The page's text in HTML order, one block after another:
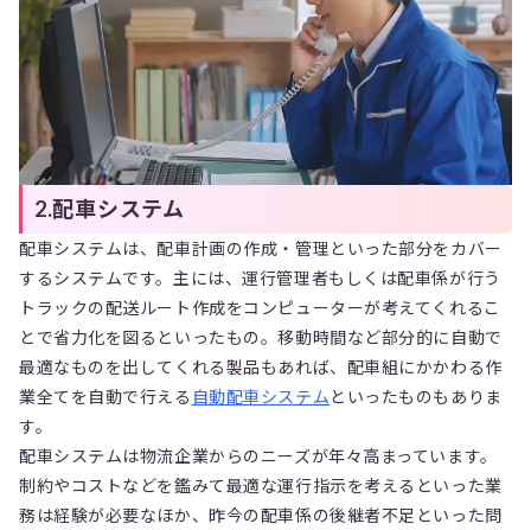
2.配車システム
配車システムは、配車計画の作成・管理といった部分をカバー
するシステムです。主には、運行管理者もしくは配車係が行う
トラックの配送ルート作成をコンピューターが考えてくれるこ
とで省力化を図るといったもの。移動時間など部分的に自動で
最適なものを出してくれる製品もあれば、配車組にかかわる作
業全てを自動で行える 自動配車システムといったものもありま
す。
配車システムは物流企業からのニーズが年々高まっています。
制約やコストなどを鑑みて最適な運行指示を考えるといった業
務は経験が必要なほか、昨今の配車係の後継者不足といった問